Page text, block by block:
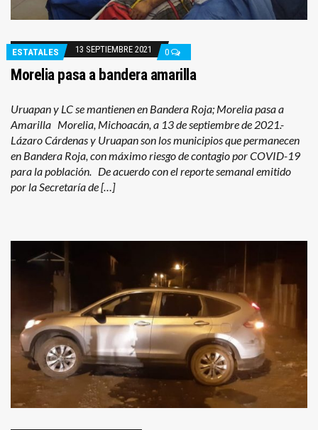
ESTATALES 13 SEPTIEMBRE 2021 0
Morelia pasa a bandera amarilla
Uruapan y LC se mantienen en Bandera Roja; Morelia pasa a
Amarilla Morelia, Michoacán, a 13 de septiembre de 2021.-
Lázaro Cárdenas y Uruapan son los municipios que permanecen
en Bandera Roja, con máximo riesgo de contagio por COVID-19
para la población. De acuerdo con el reporte semanal emitido
por la Secretaría de […]